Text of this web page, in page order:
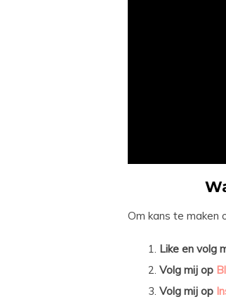
Om kans te maken
Like en volg
Volg mij op
Volg mij op